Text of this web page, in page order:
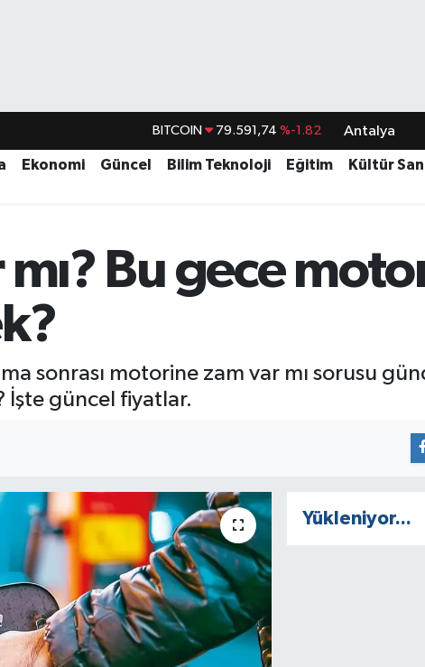
DOLAR 45,43620 %0.02
EURO 53,38690 %0.19
BİST100 14.598,00 %0
BITCOIN
Antalya
Ekonomi Güncel Bilim Teknoloji Eğitim Kültür
Bu gece
sonrası motorine zam var mı sorusu
İşte güncel fiyatlar.
Yükleniyor...